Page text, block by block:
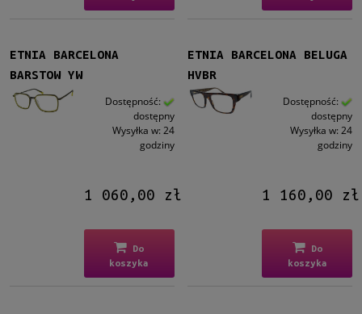
ETNIA BARCELONA
BARSTOW YW
Dostępność:
dostępny
Wysyłka w: 24
godziny
1 060,00 zł
Do
koszyka
ETNIA BARCELONA BELUGA
HVBR
Dostępność:
dostępny
Wysyłka w: 24
godziny
1 160,00 zł
Do
koszyka